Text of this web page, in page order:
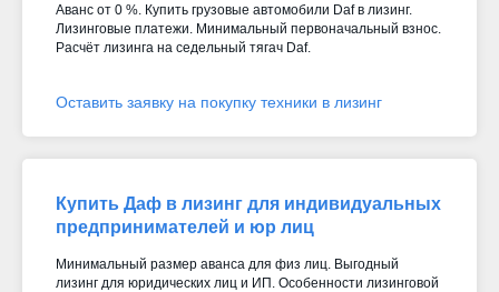
Аванс от 0 %. Купить грузовые автомобили Daf в лизинг.
Лизинговые платежи. Минимальный первоначальный взнос.
Расчёт лизинга на седельный тягач Daf.
Оставить заявку на покупку техники в лизинг
Купить Даф в лизинг для индивидуальных
предпринимателей и юр лиц
Минимальный размер аванса для физ лиц. Выгодный
лизинг для юридических лиц и ИП. Особенности лизинговой